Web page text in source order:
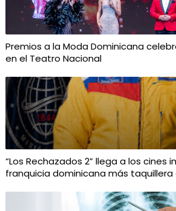
Premios a la Moda Dominicana
en el Teatro Nacional
“Los Rechazados 2” llega a los cines
franquicia dominicana más taquillera